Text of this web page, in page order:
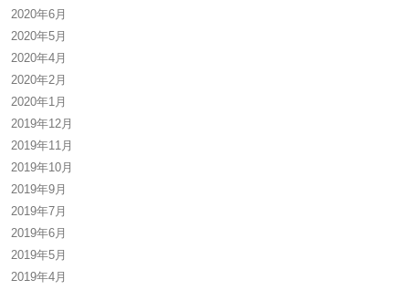
2020年6月
2020年5月
2020年4月
2020年2月
2020年1月
2019年12月
2019年11月
2019年10月
2019年9月
2019年7月
2019年6月
2019年5月
2019年4月